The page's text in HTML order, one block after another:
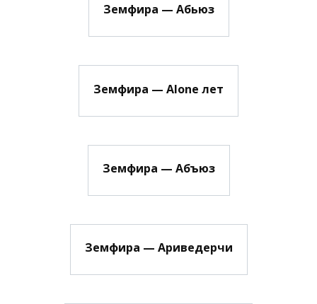
Земфира — Абьюз
Земфира — Alone лет
Земфира — Абъюз
Земфира — Ариведерчи